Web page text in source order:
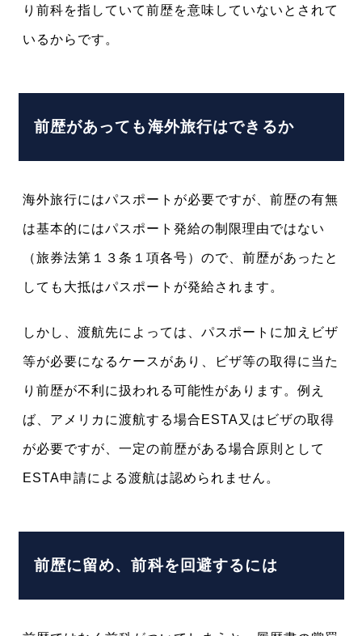
り前科を指していて前歴を意味していないとされて
いるからです。
前歴があっても海外旅行はできるか
海外旅行にはパスポートが必要ですが、前歴の有無
は基本的にはパスポート発給の制限理由ではない
（旅券法第１３条１項各号）ので、前歴があったと
しても大抵はパスポートが発給されます。
しかし、渡航先によっては、パスポートに加えビザ
等が必要になるケースがあり、ビザ等の取得に当た
り前歴が不利に扱われる可能性があります。例え
ば、アメリカに渡航する場合ESTA又はビザの取得
が必要ですが、一定の前歴がある場合原則として
ESTA申請による渡航は認められません。
前歴に留め、前科を回避するには